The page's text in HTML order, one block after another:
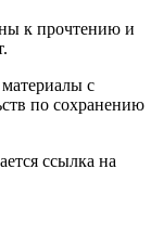
к прочтению и
с
по сохранению
ссылка на